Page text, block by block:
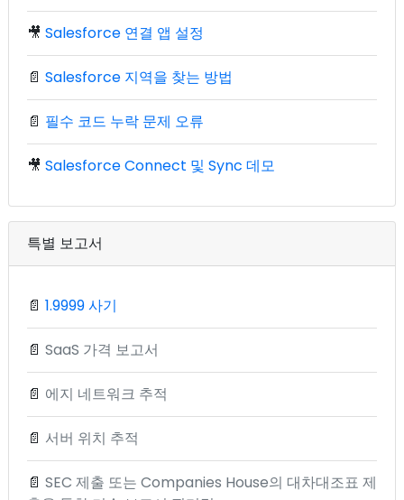
🎥 Salesforce 연결 앱 설정
📄 Salesforce 지역을 찾는 방법
📄 필수 코드 누락 문제 오류
🎥 Salesforce Connect 및 Sync 데모
특별 보고서
📄 1.9999 사기
📄 SaaS 가격 보고서
📄 에지 네트워크 추적
📄 서버 위치 추적
📄 SEC 제출 또는 Companies House의 대차대조표 제